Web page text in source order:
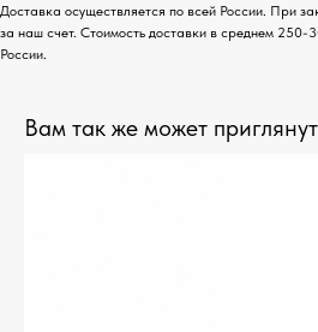
Доставка осуществляется по всей России. При
за наш счет. Стоимость доставки в среднем 250-
России.
Вам так же может